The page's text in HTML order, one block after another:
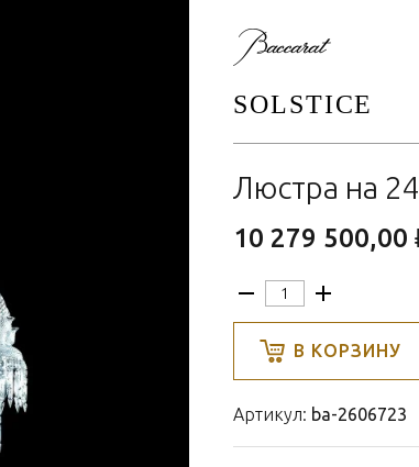
SOLSTICE
Люстра на
10 279 500,00
В КОРЗИНУ
Артикул: ba-2606723